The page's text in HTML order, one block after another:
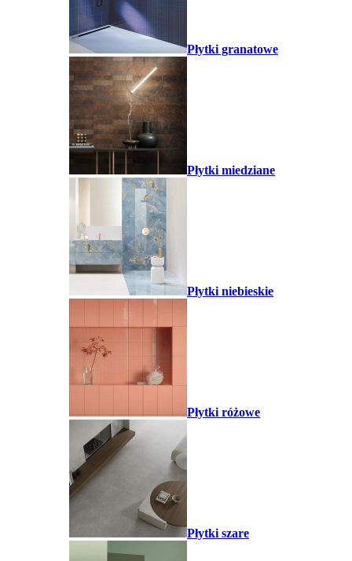
Płytki granatowe
Płytki miedziane
Płytki niebieskie
Płytki różowe
Płytki szare